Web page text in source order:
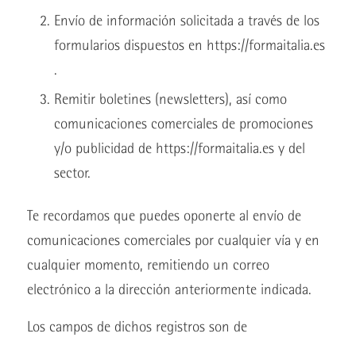
Envío de información solicitada a través de los
formularios dispuestos en https://formaitalia.es
.
Remitir boletines (newsletters), así como
comunicaciones comerciales de promociones
y/o publicidad de https://formaitalia.es y del
sector.
Te recordamos que puedes oponerte al envío de
comunicaciones comerciales por cualquier vía y en
cualquier momento, remitiendo un correo
electrónico a la dirección anteriormente indicada.
Los campos de dichos registros son de